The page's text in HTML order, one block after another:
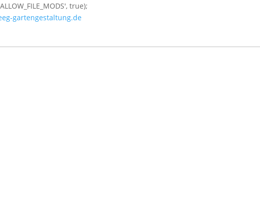
true);
gartengestaltung.de